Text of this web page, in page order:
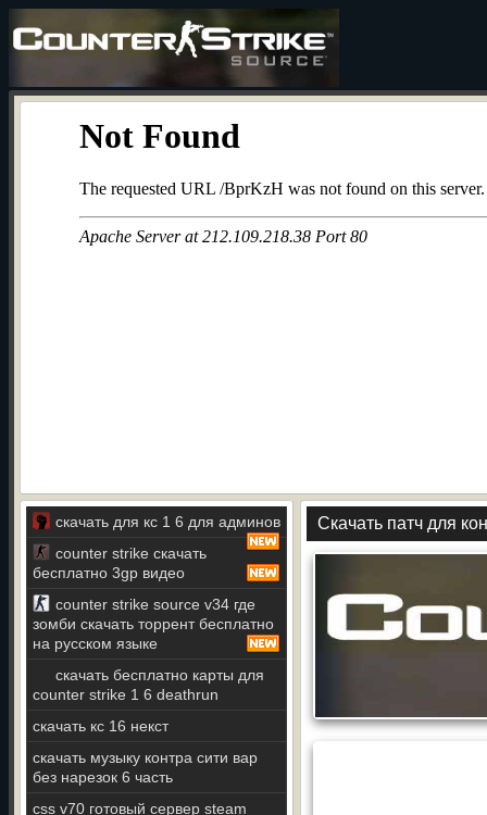
скачать для кс 1 6 для админов
counter strike скачать
бесплатно 3gp видео
counter strike source v34 где
зомби скачать торрент бесплатно
на русском языке
скачать бесплатно карты для
counter strike 1 6 deathrun
скачать кс 16 некст
скачать музыку контра сити вар
без нарезок 6 часть
css v70 готовый сервер steam
Скачать патч для